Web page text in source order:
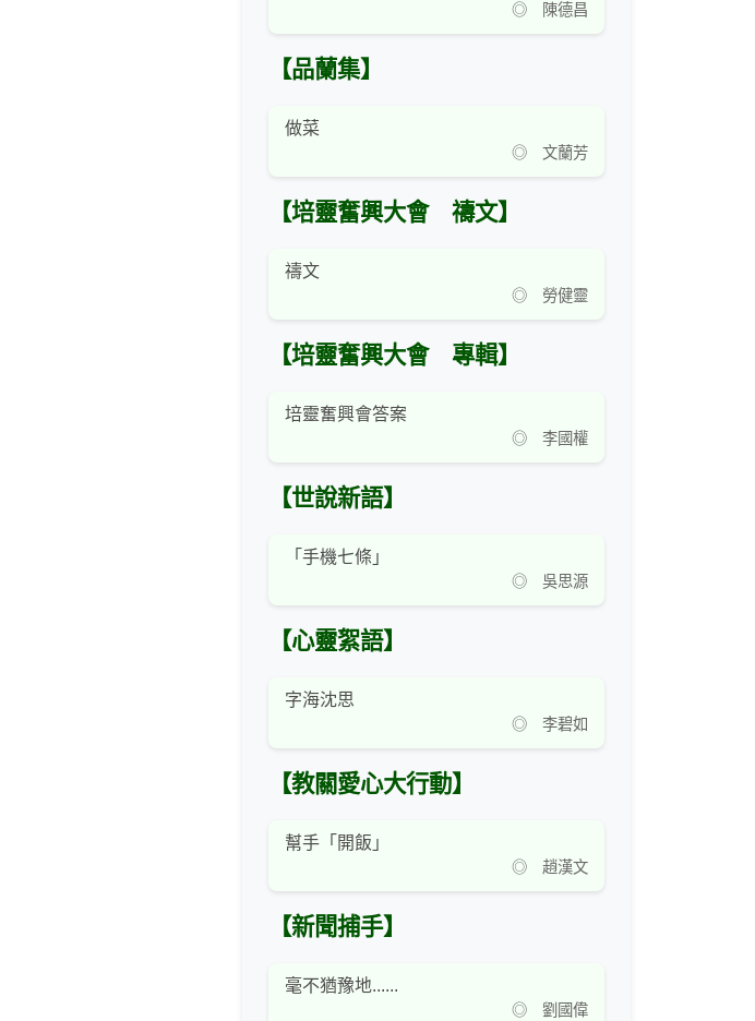
◎ 陳德昌
【品蘭集】
做菜
◎ 文蘭芳
【培靈奮興大會 禱文】
禱文
◎ 勞健靈
【培靈奮興大會 專輯】
培靈奮興會答案
◎ 李國權
【世說新語】
「手機七條」
◎ 吳思源
【心靈絮語】
字海沈思
◎ 李碧如
【教關愛心大行動】
幫手「開飯」
◎ 趙漢文
【新聞捕手】
毫不猶豫地......
◎ 劉國偉